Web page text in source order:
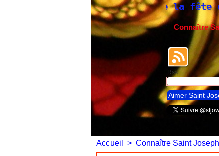
Historique de la fête de Saint
Connaître
Rss
Aimer Saint
Accueil > Connaître Saint Joseph